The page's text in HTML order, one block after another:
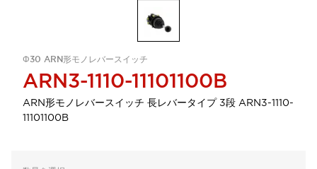
Φ30 ARN形モノレバースイッチ
ARN3-1110-11101100B
ARN形モノレバースイッチ 長レバータイプ 3段 ARN3-1110-
11101100B